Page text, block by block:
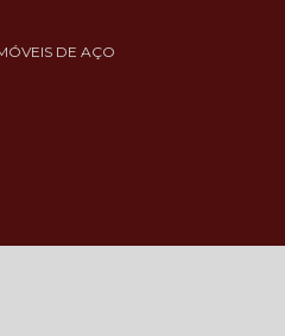
MÓVEIS DE AÇO